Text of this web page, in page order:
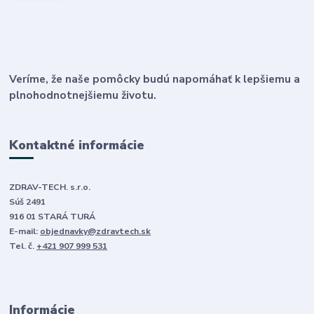
Veríme, že naše pomôcky budú napomáhať k lepšiemu a
plnohodnotnejšiemu životu.
Kontaktné informácie
ZDRAV-TECH. s.r.o.
Súš 2491
916 01 STARÁ TURÁ
E-mail: objednavky@zdravtech.sk
Tel. č. +421 907 999 531
Informácie